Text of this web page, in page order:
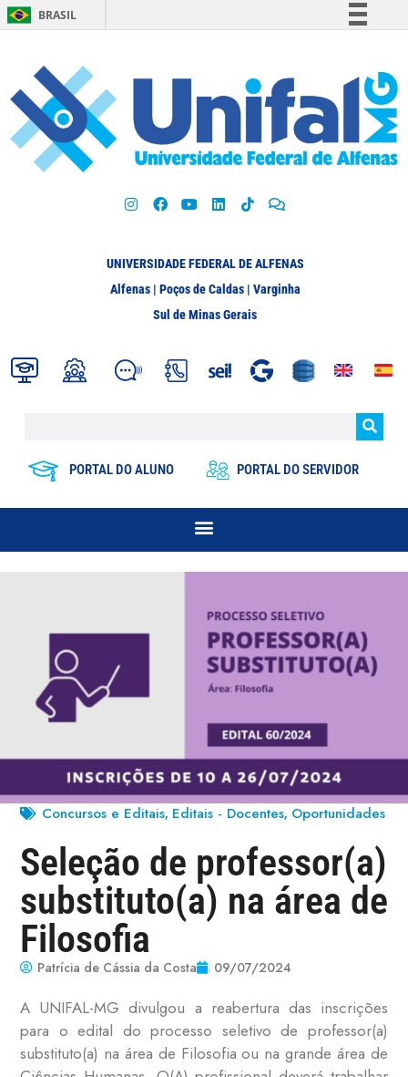
BRASIL
Participe
Acesso à informação
Legislação
UNIVERSIDADE FEDERAL DE ALFENAS
Alfenas | Poços de Caldas | Varginha
Sul de Minas Gerais
PORTAL DO ALUNO PORTAL DO SERVIDOR
Concursos e Editais, Editais - Docentes, Oportunidades
Seleção de professor(a)
substituto(a) na área de
Filosofia
Patrícia de Cássia da Costa 09/07/2024
A UNIFAL-MG divulgou a reabertura das inscrições
para o edital do processo seletivo de professor(a)
substituto(a) na área de Filosofia ou na grande área de